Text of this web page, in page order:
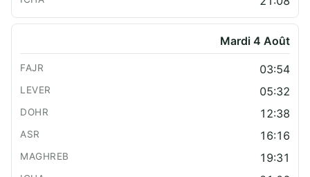
Mardi 4 Août
03:54
05:32
12:38
16:16
19:31